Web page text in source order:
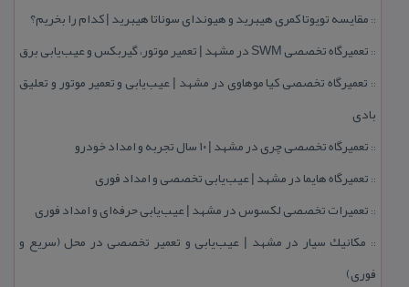
:: مقایسه تویوتا كمری هیبرید و هیوندای سوناتا هیبرید | كدام را بخریم؟
:: تعمیرگاه تخصصی SWM در مشهد | تعمیر موتور، گیربكس و عیب‌یابی برق
:: تعمیرگاه تخصصی كیا موهاوی در مشهد | عیب‌یابی و تعمیر موتور و تعلیق
بادی
:: تعمیرگاه تخصصی چری در مشهد | ۱۰ سال تجربه و امداد خودرو
:: تعمیرگاه هایما در مشهد | عیب‌یابی تخصصی و امداد فوری
:: تعمیرات تخصصی لكسوس در مشهد | عیب‌یابی حرفه‌ای و امداد فوری
:: مكانیك سیار در مشهد | عیب‌یابی و تعمیر تخصصی در محل (سریع و
فوری)